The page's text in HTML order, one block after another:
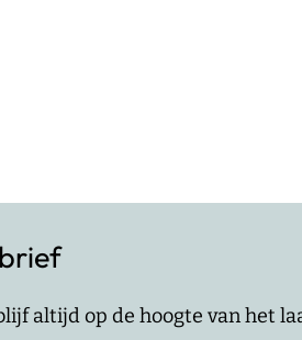
altijd op de hoogte van het